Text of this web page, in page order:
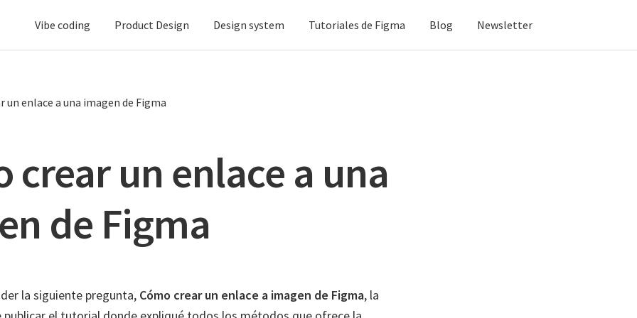
Vibe coding Product Design Design system Tutoriales de Figma Blog Newsletter
un enlace a una imagen de Figma
crear un enlace a una
de Figma
la siguiente pregunta, Cómo crear un enlace a imagen de Figma, la